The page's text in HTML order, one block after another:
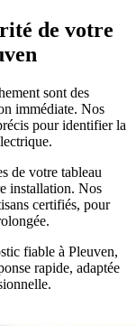
de votre
sont des
immédiate. Nos
pour identifier la
de votre tableau
installation. Nos
certifiés, pour
fiable à Pleuven,
rapide, adaptée